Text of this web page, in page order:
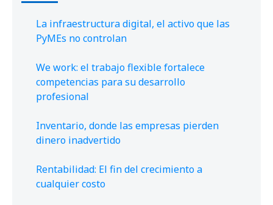
La infraestructura digital, el activo que las
PyMEs no controlan
We work: el trabajo flexible fortalece
competencias para su desarrollo
profesional
Inventario, donde las empresas pierden
dinero inadvertido
Rentabilidad: El fin del crecimiento a
cualquier costo